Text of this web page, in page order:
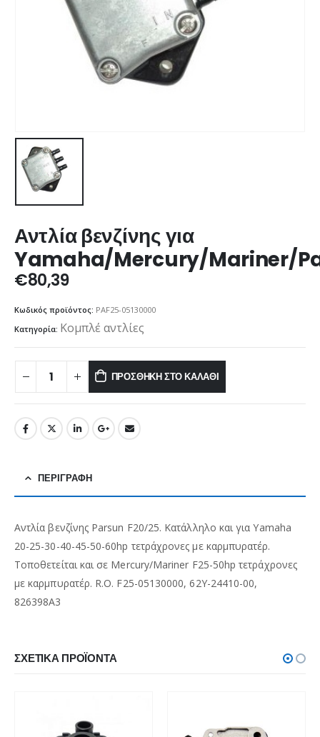
Αντλία βενζίνης για
Yamaha/Mercury/Mariner/
€80,39
Κωδικός προϊόντος: PAF25-05130000
Κατηγορία: Κομπλέ αντλίες
ΠΡΟΣΘΉΚΗ ΣΤΟ ΚΑΛΆΘΙ
ΠΕΡΙΓΡΑΦΉ
Αντλία βενζίνης Parsun F20/25. Κατάλληλο και για Yamaha
20-25-30-40-45-50-60hp τετράχρονες με καρμπυρατέρ.
Τοποθετείται και σε Mercury/Mariner F25-50hp τετράχρονες
με καρμπυρατέρ. R.O. F25-05130000, 62Y-24410-00,
826398A3
ΣΧΕΤΙΚΆ ΠΡΟΪΌΝΤΑ